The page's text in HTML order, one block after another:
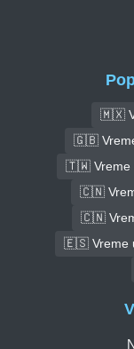
🇲🇽
🇬🇧
🇹🇼 Vreme
🇨🇳
🇨🇳
🇪🇸 Vreme